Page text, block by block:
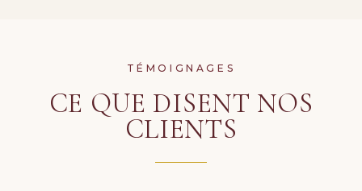
TÉMOIGNAGES
CE QUE DISENT NOS
CLIENTS